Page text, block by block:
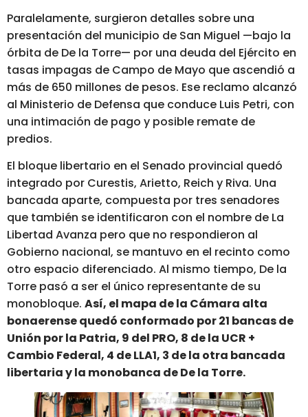
Paralelamente, surgieron detalles sobre una
presentación del municipio de San Miguel —bajo la
órbita de De la Torre— por una deuda del Ejército en
tasas impagas de Campo de Mayo que ascendió a
más de 650 millones de pesos. Ese reclamo alcanzó
al Ministerio de Defensa que conduce Luis Petri, con
una intimación de pago y posible remate de
predios.
El bloque libertario en el Senado provincial quedó
integrado por Curestis, Arietto, Reich y Riva. Una
bancada aparte, compuesta por tres senadores
que también se identificaron con el nombre de La
Libertad Avanza pero que no respondieron al
Gobierno nacional, se mantuvo en el recinto como
otro espacio diferenciado. Al mismo tiempo, De la
Torre pasó a ser el único representante de su
monobloque. Así, el mapa de la Cámara alta
bonaerense quedó conformado por 21 bancas de
Unión por la Patria, 9 del PRO, 8 de la UCR +
Cambio Federal, 4 de LLA1, 3 de la otra bancada
libertaria y la monobanca de De la Torre.